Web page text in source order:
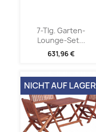
7-Tlg. Garten-
Lounge-Set...
631,96 €
NICHT AUF LAGER